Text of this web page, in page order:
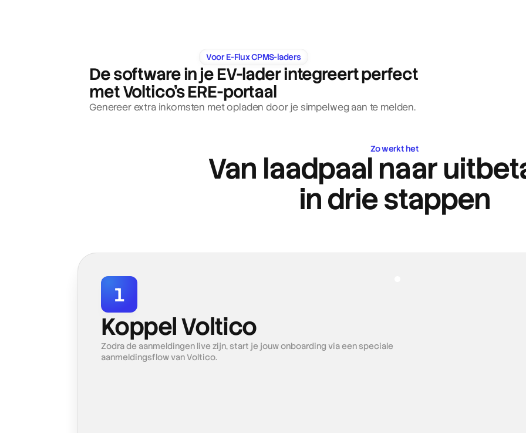
Voor E-Flux CPMS-laders
De software in je EV-lader integreert perfect
met Voltico's ERE-portaal
Genereer extra inkomsten met opladen door je simpelweg aan te melden.
Zo werkt het
Van laadpaal naar
in drie stappen
1
Koppel Voltico
Zodra de aanmeldingen live zijn, start je jouw onboarding via een speciale
aanmeldingsflow van Voltico.